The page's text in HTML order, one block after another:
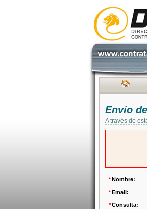
Envío
A través de
*Nombre:
*Email:
*Consulta: